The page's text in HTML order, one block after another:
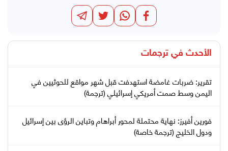
الأحدث في ترجمات
تقرير: ضربات غامضة استهدفت قبل شهر مواقع للحوثيين في
اليمن وسط صمت أمريكي إسرائيلي (ترجمة)
فورين أفيرز: نهاية محتملة لمحور أبراهام وتباين الرؤى بين إسرائيل
ودول الخليج (ترجمة خاصة)